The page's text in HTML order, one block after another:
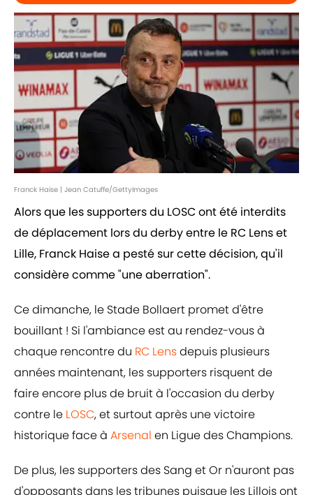
Franck Haise | Jean Catuffe/GettyImages
Alors que les supporters du LOSC ont été interdits
de déplacement lors du derby entre le RC Lens et
Lille, Franck Haise a pesté sur cette décision, qu'il
considère comme "une aberration".
Ce dimanche, le Stade Bollaert promet d'être
bouillant ! Si l'ambiance est au rendez-vous à
chaque rencontre du RC Lensdepuis plusieurs
années maintenant, les supporters risquent de
faire encore plus de bruit à l'occasion du derby
contre le LOSC, et surtout après une victoire
historique face à Arsenal en Ligue des Champions.
De plus, les supporters des Sang et Or n'auront pas
d'opposants dans les tribunes puisque les Lillois ont